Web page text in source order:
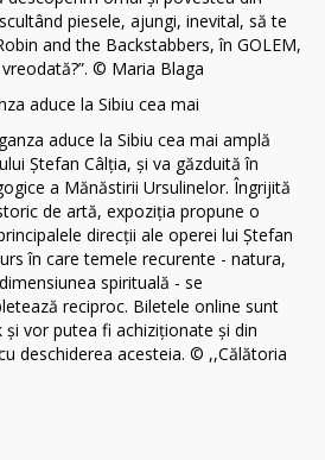
aduce la Sibiu cea mai